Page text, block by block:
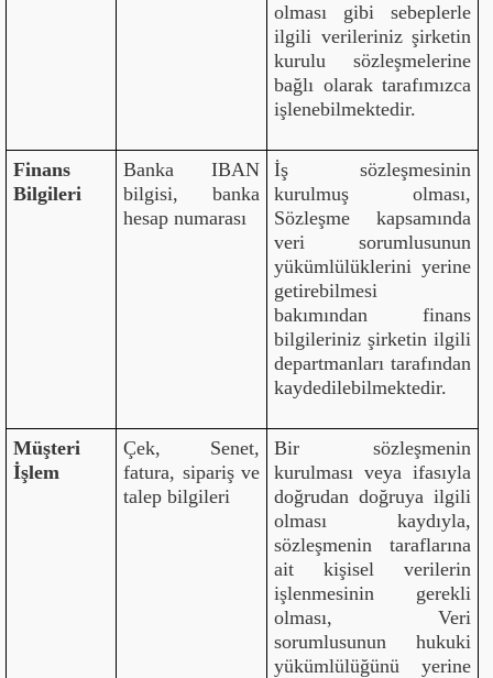
olması gibi sebeplerle
ilgili verileriniz şirketin
kurulu sözleşmelerine
bağlı olarak tarafımızca
işlenebilmektedir.
Finans
Bilgileri
Banka IBAN
bilgisi, banka
hesap numarası
İş sözleşmesinin
kurulmuş olması,
Sözleşme kapsamında
veri sorumlusunun
yükümlülüklerini yerine
getirebilmesi
bakımından finans
bilgileriniz şirketin ilgili
departmanları tarafından
kaydedilebilmektedir.
Müşteri
İşlem
Çek, Senet,
fatura, sipariş ve
talep bilgileri
Bir sözleşmenin
kurulması veya ifasıyla
doğrudan doğruya ilgili
olması kaydıyla,
sözleşmenin taraflarına
ait kişisel verilerin
işlenmesinin gerekli
olması, Veri
sorumlusunun hukuki
yükümlülüğünü yerine